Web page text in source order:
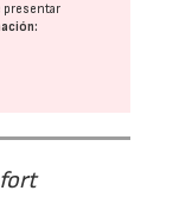
presentar